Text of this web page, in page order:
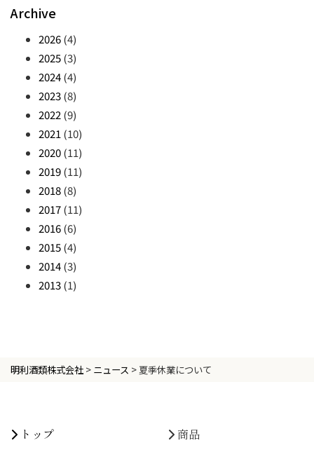
Archive
2026(4)
2025(3)
2024(4)
2023(8)
2022(9)
2021 (10)
2020(11)
2019(11)
2018(8)
2017(11)
2016(6)
2015(4)
2014(3)
2013(1)
明利酒類株式会社 > ニュース > 夏季休業について
トップ
商品